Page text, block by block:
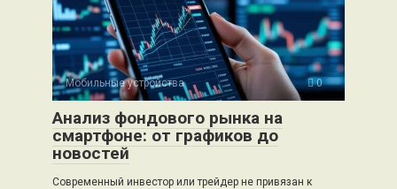
Мобильные устройства 0
Анализ фондового рынка на
смартфоне: от графиков до
новостей
Современный инвестор или трейдер не привязан к